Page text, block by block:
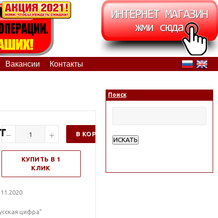
Вакансии Контакты
В КОРЗИНУ
КУПИТЬ В 1
КЛИК
цифра"
Поиск
ИСКАТЬ